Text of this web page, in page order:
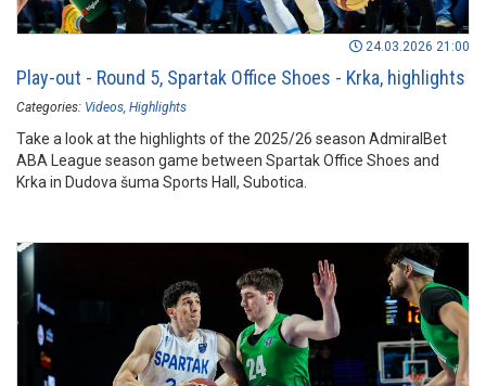
24.03.2026 21:00
Play-out - Round 5, Spartak Office Shoes - Krka, highlights
Categories: Videos Highlights
Take a look at the highlights of the 2025/26 season AdmiralBet
ABA League season game between Spartak Office Shoes and
Krka in Dudova šuma Sports Hall, Subotica.